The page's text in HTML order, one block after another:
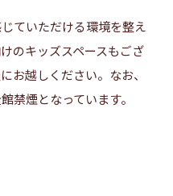
ていただける環境を整え
のキッズスペースもござ
お越しください。なお、
禁煙となっています。